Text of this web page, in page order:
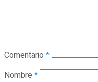
Comentario *
Nombre *